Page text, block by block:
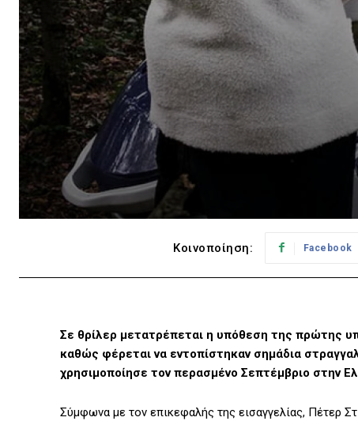
Κοινοποίηση: Facebook
Σε θρίλερ μετατρέπεται η υπόθεση της πρώτης
καθώς φέρεται να εντοπίστηκαν σημάδια
χρησιμοποίησε τον περασμένο Σεπτέμβριο στην
Σύμφωνα με τον επικεφαλής της εισαγγελίας, Πέτερ